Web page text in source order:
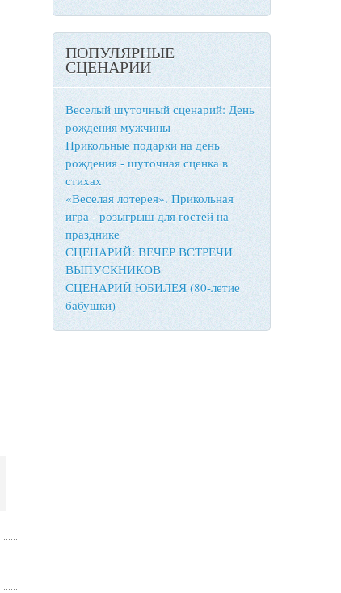
ПОПУЛЯРНЫЕ
СЦЕНАРИИ
Веселый шуточный сценарий: День
рождения мужчины
Прикольные подарки на день
рождения - шуточная сценка в
стихах
«Веселая лотерея». Прикольная
игра - розыгрыш для гостей на
празднике
СЦЕНАРИЙ: ВЕЧЕР ВСТРЕЧИ
ВЫПУСКНИКОВ
СЦЕНАРИЙ ЮБИЛЕЯ (80-летие
бабушки)